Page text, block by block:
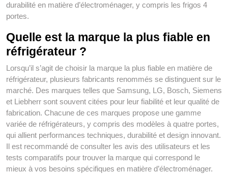
durabilité en matière d’électroménager, y compris les frigos 4
portes.
Quelle est la marque la plus fiable en
réfrigérateur ?
Lorsqu’il s’agit de choisir la marque la plus fiable en matière de
réfrigérateur, plusieurs fabricants renommés se distinguent sur le
marché. Des marques telles que Samsung, LG, Bosch, Siemens
et Liebherr sont souvent citées pour leur fiabilité et leur qualité de
fabrication. Chacune de ces marques propose une gamme
variée de réfrigérateurs, y compris des modèles à quatre portes,
qui allient performances techniques, durabilité et design innovant.
Il est recommandé de consulter les avis des utilisateurs et les
tests comparatifs pour trouver la marque qui correspond le
mieux à vos besoins spécifiques en matière d’électroménager.